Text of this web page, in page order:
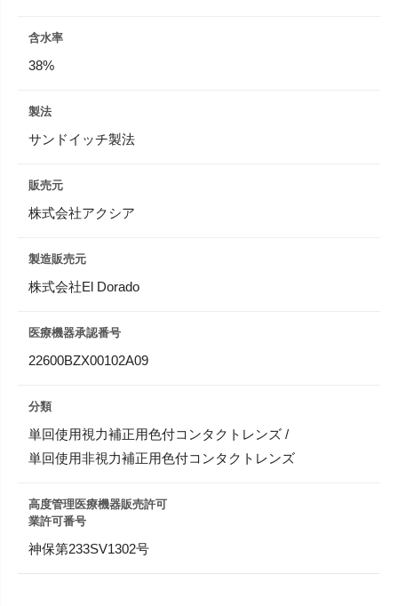
含水率
38%
製法
サンドイッチ製法
販売元
株式会社アクシア
製造販売元
株式会社El Dorado
医療機器承認番号
22600BZX00102A09
分類
単回使用視力補正用色付コンタクトレンズ /
単回使用非視力補正用色付コンタクトレンズ
高度管理医療機器販売許可
業許可番号
神保第233SV1302号